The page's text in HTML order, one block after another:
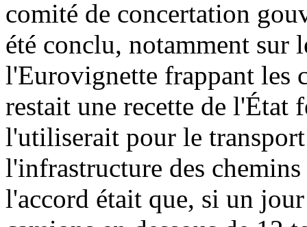
comité de concertation
été conclu, notamment sur
l'Eurovignette frappant les
restait une recette de l'État
l'utiliserait pour le
l'infrastructure des
l'accord était que, si un